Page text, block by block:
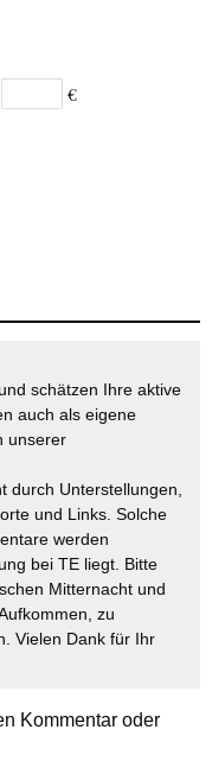
€
schätzen Ihre aktive
auch als eigene
unserer
durch Unterstellungen,
und Links. Solche
werden
bei TE liegt. Bitte
Mitternacht und
zu
Vielen Dank für Ihr
Kommentar oder